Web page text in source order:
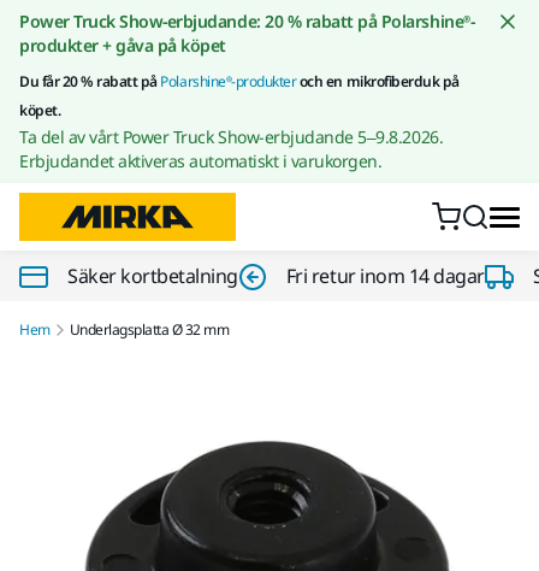
Gå till innehållet
Power Truck Show-erbjudande: 20 % rabatt på Polarshine®-
produkter + gåva på köpet
Du får 20 % rabatt påPolarshine®-produkteroch en mikrofiberduk på
köpet.
Ta del av vårt Power Truck Show-erbjudande 5–9.8.2026.
Erbjudandet aktiveras automatiskt i varukorgen.
Säker kortbetalning Fri retur inom 14 dagar
Hem Underlagsplatta Ø 32 mm